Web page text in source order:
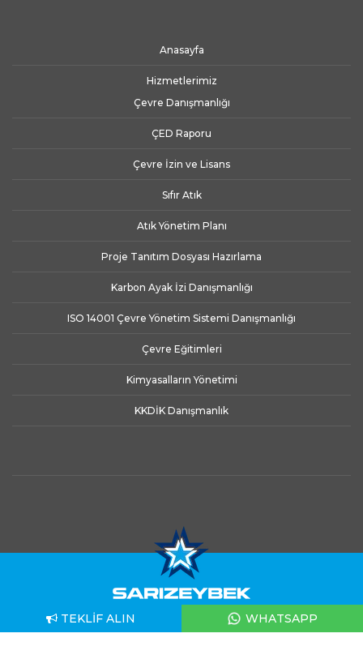
TEKLIF ALIN WHATSAPP
Anasayfa
Hizmetlerimiz
Çevre Danışmanlığı
ÇED Raporu
Çevre İzin ve Lisans
Sıfır Atık
Atık Yönetim Planı
Proje Tanıtım Dosyası Hazırlama
Karbon Ayak İzi Danışmanlığı
ISO 14001 Çevre Yönetim Sistemi Danışmanlığı
Çevre Eğitimleri
Kimyasalların Yönetimi
KKDİK Danışmanlık